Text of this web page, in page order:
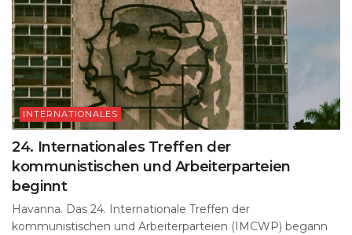
INTERNATIONALES
24. Internationales Treffen der
kommunistischen und Arbeiterparteien
beginnt
Havanna. Das 24. Internationale Treffen der
kommunistischen und Arbeiterparteien (IMCWP) begann